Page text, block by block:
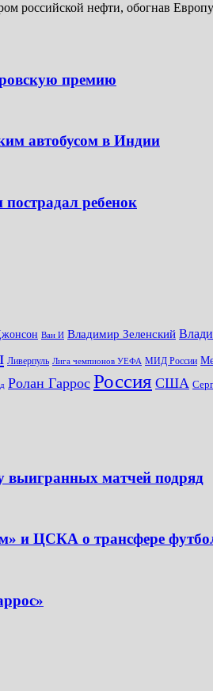
нефти, обогнав
премию
автобусом в Индии
ребенок
Ван И Владимир Зеленский
Ливерпуль Лига чемпионов УЕФА МИД России
Ролан Гаррос Россия США
выигранных матчей подряд
и ЦСКА о трансфере